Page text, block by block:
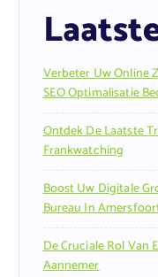
Verbeter Uw Online
SEO Optimalisatie
Ontdek De Laatste
Frankwatching
Boost Uw Digitale
Bureau In
De Cruciale Rol Van
Aannemer